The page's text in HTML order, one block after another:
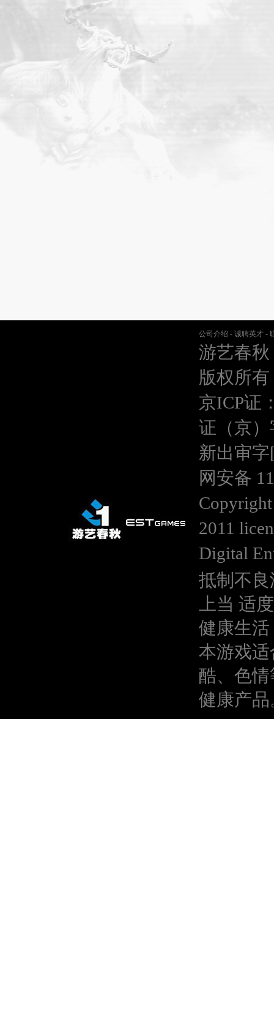
公司介绍 - 诚聘英才 -
游艺春
版权所有
京ICP证
证（京）
新出审
网安备
2011
Digital
抵制不
上当 适
健康生活
本游戏
酷、色
健康产品